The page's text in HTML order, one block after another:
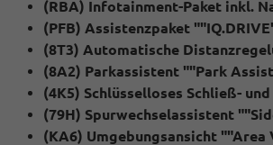
(RBA) Infotainment-Paket inkl.
(PFB) Assistenzpaket
(8T3) Automatische
(8A2) Parkassistent ""Park
(4K5) Schlüsselloses Schließ-
(79H) Spurwechselassistent
(KA6) Umgebungsansicht ""Area